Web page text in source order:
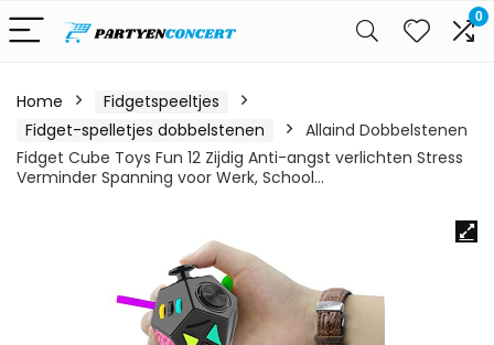
0
Home
Fidgetspeeltjes
Fidget-spelletjes dobbelstenen
Allaind Dobbelstenen
Fidget Cube Toys Fun 12 Zijdig Anti-angst verlichten Stress
Verminder Spanning voor Werk, School…